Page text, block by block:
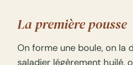
La première pousse
On forme une boule, on la